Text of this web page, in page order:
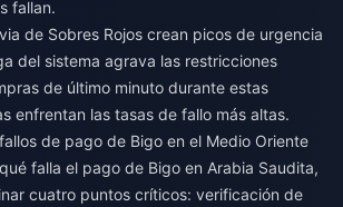
fallan.
de Sobres Rojos crean picos de urgencia
del sistema agrava las restricciones
de último minuto durante estas
enfrentan las tasas de fallo más altas.
de pago de Bigo en el Medio Oriente
falla el pago de Bigo en Arabia Saudita,
cuatro puntos críticos: verificación de